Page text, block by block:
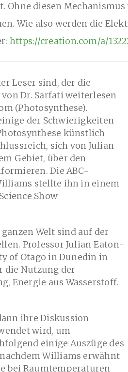
Ohne diesen Mechanismus
Wie also werden die
https://creation.com/a/
Leser sind, der die
Dr. Sarfati weiterlesen
(Photosynthese).
der Schwierigkeiten
künstlich
sich von Julian
Gebiet, über den
Die ABC-
stellte ihn in einem
Show
Welt sind auf der
Professor Julian Eaton-
of Otago in Dunedin in
die Nutzung der
Energie aus Wasserstoff.
ihre Diskussion
wird, um
einige Auszüge des
Williams erwähnt
bei Raumtemperaturen